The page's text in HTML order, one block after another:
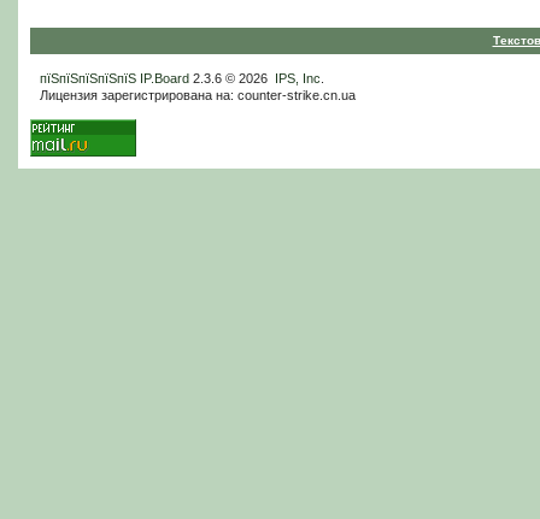
пїЅпїЅпїЅпїЅпїЅ IP.Board2.3.6 © 2026 IPS, Inc
Лицензия зарегистрирована на: counter-strike.cn.ua